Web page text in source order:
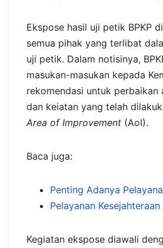
Ekspose hasil uji petik BPKP
semua pihak yang terlibat
uji petik. Dalam notisinya,
masukan-masukan kepada
rekomendasi untuk perbaikan
dan keiatan yang telah
Area of Improvement (AoI).
Baca juga:
Penting Adanya
Pelayanan
Kegiatan ekspose diawali